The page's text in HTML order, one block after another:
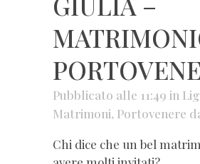
Pubblicato alle 11:49 in
Matrimoni, Portovenere
Chi dice che un bel